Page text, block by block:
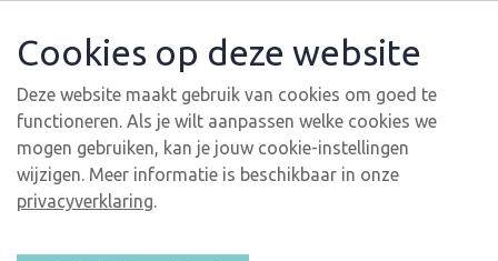
Cookies op deze website
Deze website maakt gebruik van cookies om goed te
functioneren. Als je wilt aanpassen welke cookies we
mogen gebruiken, kan je jouw cookie-instellingen
wijzigen. Meer informatie is beschikbaar in onze
privacyverklaring.